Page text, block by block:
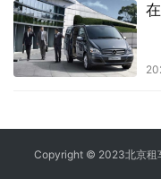
车，为什么要这么说，因
如说同行车比较多…
Copyright © 2023北京租